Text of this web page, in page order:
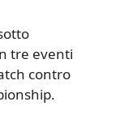
tre eventi
contro